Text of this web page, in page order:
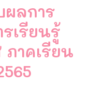
ผลการ
เรียนรู้
ภาคเรียน